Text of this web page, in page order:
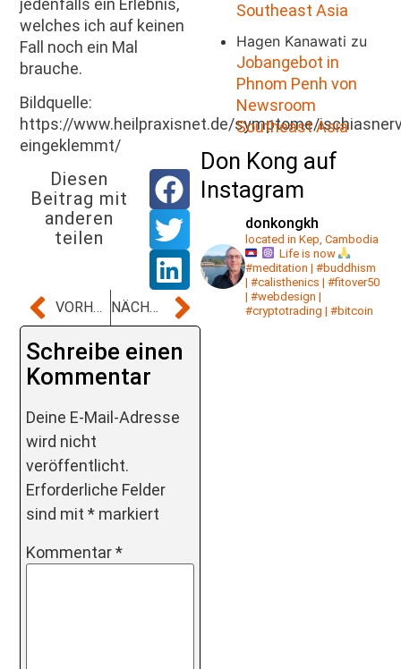
welches ich auf keinen
Fall noch ein Mal
brauche.
Bildquelle:
https://www.heilpraxisnet.de/symptome/
eingeklemmt/
Diesen
Beitrag mit
anderen
teilen
VORHERIGER BEITRAG NÄCHSTER BEITRAG
Schreibe einen
Kommentar
Deine E-Mail-Adresse
wird nicht
veröffentlicht.
Erforderliche Felder
sind mit* markiert
Kommentar*
Southeast Asia
Hagen Kanawati zu
Jobangebot in
Phnom Penh von
Newsroom
Southeast Asia
Don Kong auf
Instagram
donkongkh
located in Kep, Cambodia
Life is now
#meditation | #buddhism
| #calisthenics | #fitover50
| #webdesign |
#cryptotrading | #bitcoin